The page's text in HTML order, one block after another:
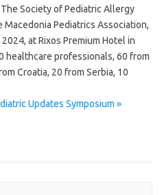
Society of Pediatric Allergy
Pediatrics Association,
at Rixos Premium Hotel in
healthcare professionals, 60 from
Croatia, 20 from Serbia, 10
Updates Symposium »